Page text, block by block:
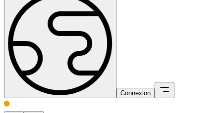
Connexion